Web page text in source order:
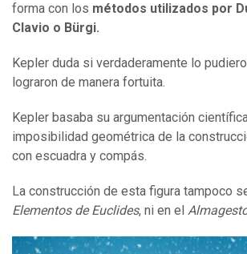
forma con los métodos utilizados por
Clavio o Bürgi.
Kepler duda si verdaderamente lo
lograron de manera fortuita.
Kepler basaba su argumentación
imposibilidad geométrica de la
con escuadra y compás.
La construcción de esta figura tampoco
Elementos de Euclides, ni en el